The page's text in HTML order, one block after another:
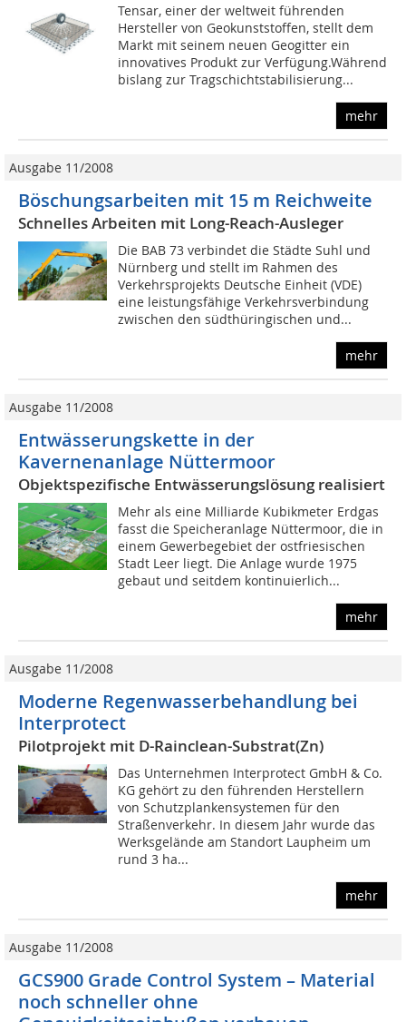
Tensar, einer der weltweit führenden
Hersteller von Geokunststoffen, stellt dem
Markt mit seinem neuen Geogitter ein
innovatives Produkt zur Verfügung.Während
bislang zur Tragschichtstabilisierung...
mehr
Ausgabe 11/2008
Böschungsarbeiten mit 15 m Reichweite
Schnelles Arbeiten mit Long-Reach-Ausleger
Die BAB 73 verbindet die Städte Suhl und
Nürnberg und stellt im Rahmen des
Verkehrsprojekts Deutsche Einheit (VDE)
eine leistungsfähige Verkehrsverbindung
zwischen den südthüringischen und...
mehr
Ausgabe 11/2008
Entwässerungskette in der
Kavernenanlage Nüttermoor
Objektspezifische Entwässerungslösung realisiert
Mehr als eine Milliarde Kubikmeter Erdgas
fasst die Speicheranlage Nüttermoor, die in
einem Gewerbegebiet der ostfriesischen
Stadt Leer liegt. Die Anlage wurde 1975
gebaut und seitdem kontinuierlich...
mehr
Ausgabe 11/2008
Moderne Regenwasserbehandlung bei
Interprotect
Pilotprojekt mit D-Rainclean-Substrat(Zn)
Das Unternehmen Interprotect GmbH & Co.
KG gehört zu den führenden Herstellern
von Schutzplankensystemen für den
Straßenverkehr. In diesem Jahr wurde das
Werksgelände am Standort Laupheim um
rund 3 ha...
mehr
Ausgabe 11/2008
GCS900 Grade Control System – Material
noch schneller ohne